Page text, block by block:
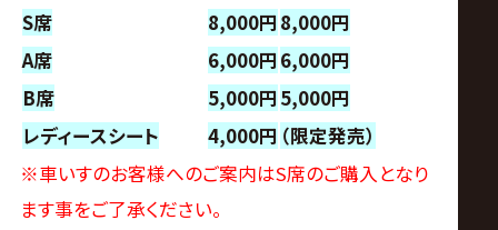
S席
8,000円 8,000円
A席
6,000円 6,000円
B席
5,000円 5,000円
レディースシート
4,000円 （限定発売）
※車いすのお客様へのご案内はS席のご購入となり
ます事をご了承ください。